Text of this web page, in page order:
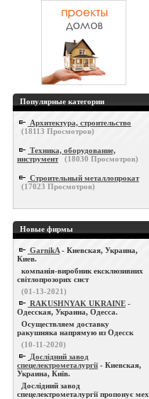
Популярные категории
Архитектура, строительство
(18113 Просмотров)
Техника, оборудование,
инструмент
(18030 Просмотров)
Строительный металлопрокат
(17023 Просмотров)
Новые фирмы
GarnikA - Киевская, Украина,
Киев.
компанія-виробник ексклюзивних
світлопрозорих сист
(01-13-2021)
RAKUSHNYAK UKRAINE -
Одесская, Украина, Одесса.
Осуществляем доставку
ракушняка напрямую из Одесск
(10-11-2020)
Дослідний завод
спецелектрометалургії - Киевская,
Украина, Київ.
Дослідний завод
спецелектрометалургії пропонує мех